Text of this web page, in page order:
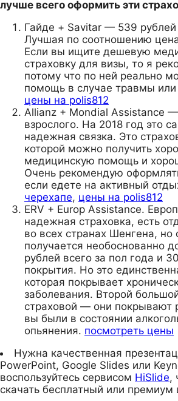
лучше всего оформить эти
Гайде + Savitar — 539 рублей
Лучшая по соотношению
Если вы ищите дешевую
страховку для визы, то я
потому что по ней реально
помощь в случае травмы или
цены на polis812
Allianz + Mondial Assistance —
взрослого. На 2018 год это
надежная связка. Это
которой можно получить
медицинскую помощь и
Очень рекомендую
если едете на активный
черехапе, цены на polis812
ERV + Europ Assistance.
надежная страховка, есть
во всех странах Шенгена, но
получается необоснованно
рублей всего за пол года и
покрытия. Но это
которая покрывает
заболевания. Второй
страховой — они покрывают
вы были в состоянии
опьянения. посмотреть цены
Нужна качественная
PowerPoint, Google Slides или
воспользуйтесь сервисом HiSlide,
скачать бесплатный или премиум